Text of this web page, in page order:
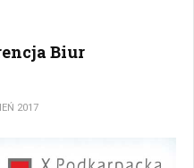
Biur
2017